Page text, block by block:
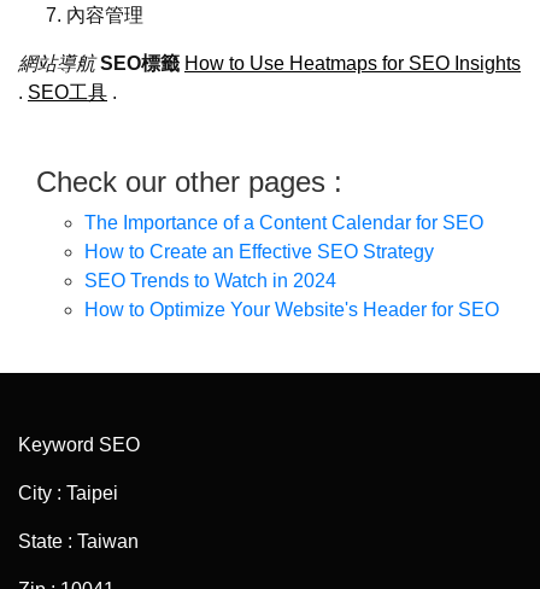
內容管理
網站導航 SEO標籤 How to Use Heatmaps for SEO Insights
. SEO工具 .
Check our other pages :
The Importance of a Content Calendar for SEO
How to Create an Effective SEO Strategy
SEO Trends to Watch in 2024
How to Optimize Your Website's Header for SEO
Keyword SEO
City : Taipei
State : Taiwan